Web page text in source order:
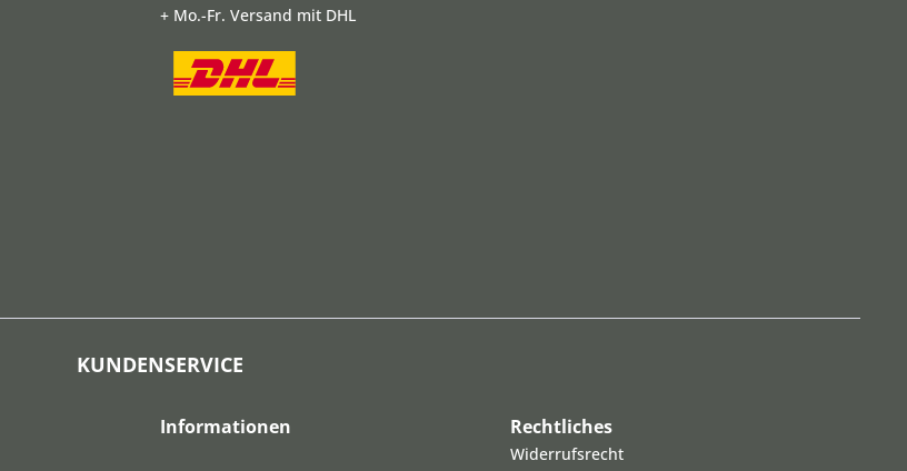
+ Mo.-Fr. Versand mit DHL
KUNDENSERVICE
Informationen Rechtliches
Widerrufsrecht